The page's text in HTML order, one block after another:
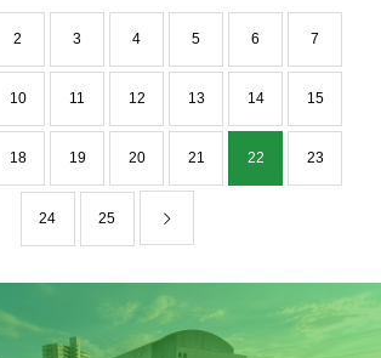
2 3 4 5 6 7
10 11 12 13 14 15
18 19 20 21 22 23
24 25